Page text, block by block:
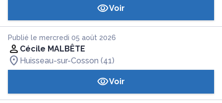
Voir
Publié le mercredi 05 août 2026
Cécile MALBÊTE
Huisseau-sur-Cosson (41)
Voir